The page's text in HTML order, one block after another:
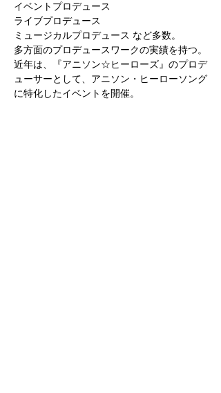
イベントプロデュース
ライブプロデュース
ミュージカルプロデュース など多数。
多方面のプロデュースワークの実績を持つ。
近年は、『アニソン☆ヒーローズ』のプロデ
ューサーとして、アニソン・ヒーローソング
に特化したイベントを開催。